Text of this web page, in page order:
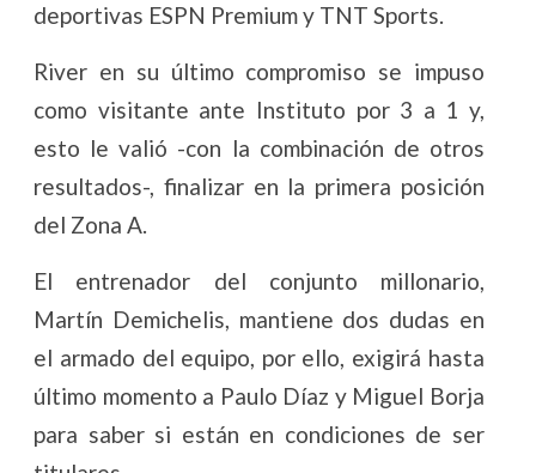
deportivas ESPN Premium y TNT Sports.
River en su último compromiso se impuso
como visitante ante Instituto por 3 a 1 y,
esto le valió -con la combinación de otros
resultados-, finalizar en la primera posición
del Zona A.
El entrenador del conjunto millonario,
Martín Demichelis, mantiene dos dudas en
el armado del equipo, por ello, exigirá hasta
último momento a Paulo Díaz y Miguel Borja
para saber si están en condiciones de ser